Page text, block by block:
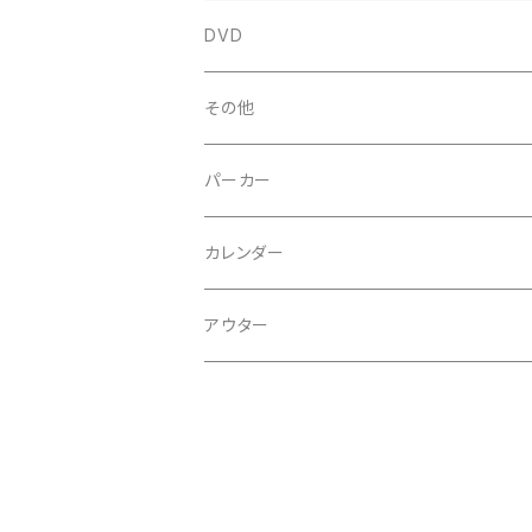
シングル
アルバム
ミニアルバム
オムニバス
スプリット
DVD
その他
パーカー
カレンダー
アウター